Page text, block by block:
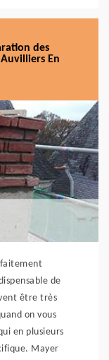
des
En
de
être très
on vous
en plusieurs
Mayer